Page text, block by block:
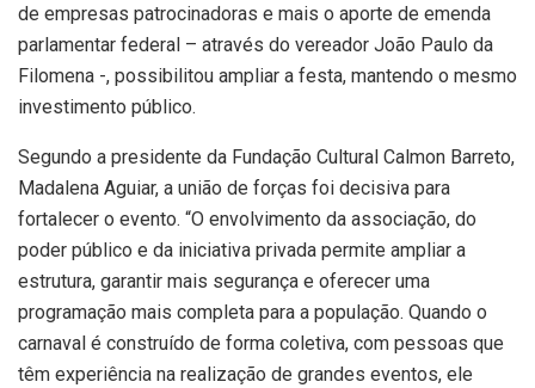
de empresas patrocinadoras e mais o aporte de emenda
parlamentar federal – através do vereador João Paulo da
Filomena -, possibilitou ampliar a festa, mantendo o mesmo
investimento público.
Segundo a presidente da Fundação Cultural Calmon Barreto,
Madalena Aguiar, a união de forças foi decisiva para
fortalecer o evento. “O envolvimento da associação, do
poder público e da iniciativa privada permite ampliar a
estrutura, garantir mais segurança e oferecer uma
programação mais completa para a população. Quando o
carnaval é construído de forma coletiva, com pessoas que
têm experiência na realização de grandes eventos, ele